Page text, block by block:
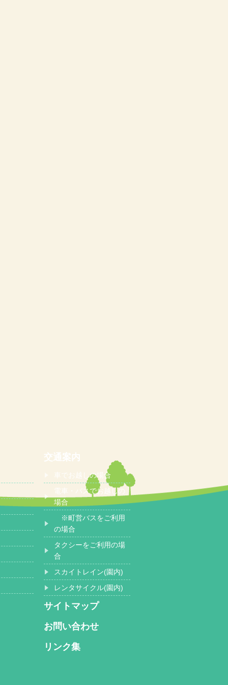
交通案内
車でお越しの場合
電車・バスでお越しの
場合
※町営バスをご利用
の場合
タクシーをご利用の場
合
スカイトレイン(園内)
レンタサイクル(園内)
サイトマップ
お問い合わせ
リンク集